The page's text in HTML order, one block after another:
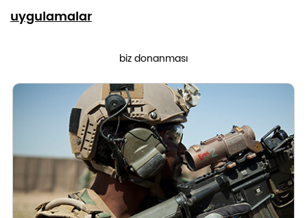
uygulamalar
biz donanması